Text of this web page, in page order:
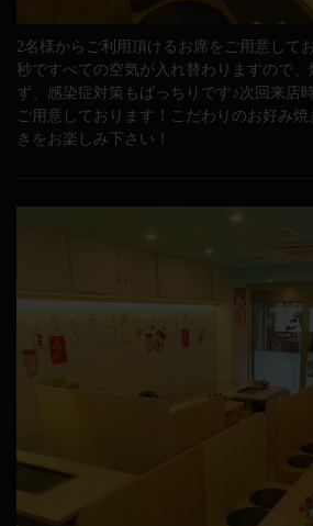
2名様からご利用頂けるお席をご用意して
秒ですべての空気が入れ替わりますので
ず、感染症対策もばっちりです♪次回来店
ご用意しております！こだわりのお好み
きをお楽しみ下さい！